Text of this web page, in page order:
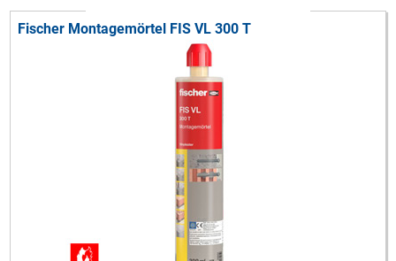
Fischer Montagemörtel FIS VL 300 T